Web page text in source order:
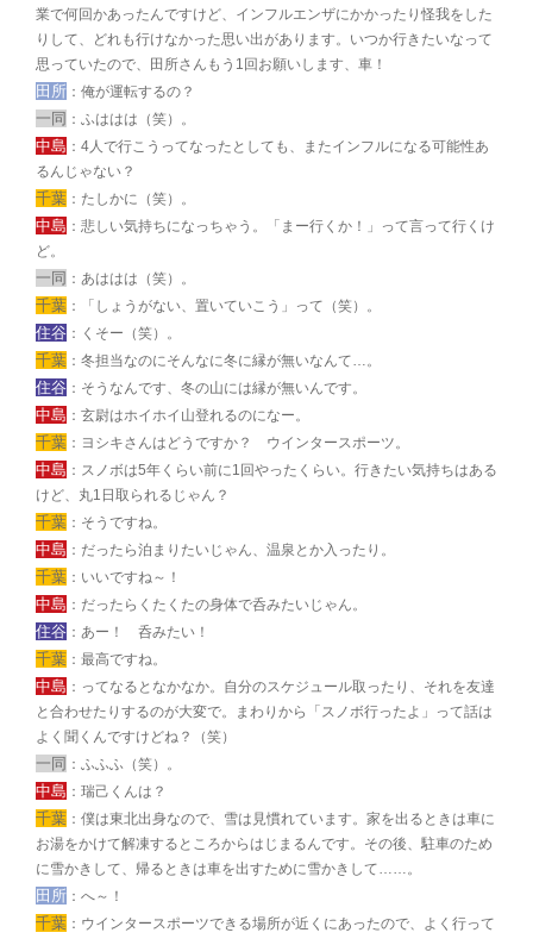
業で何回かあったんですけど、インフルエンザにかかったり怪我をした
りして、どれも行けなかった思い出があります。いつか行きたいなって
思っていたので、田所さんもう1回お願いします、車！
田所 ：俺が運転するの？
一同 ：ふははは（笑）。
中島 ：4人で行こうってなったとしても、またインフルになる可能性あ
るんじゃない？
千葉 ：たしかに（笑）。
中島 ：悲しい気持ちになっちゃう。「まー行くか！」って言って行くけ
ど。
一同 ：あははは（笑）。
千葉 ：「しょうがない、置いていこう」って（笑）。
住谷 ：くそー（笑）。
千葉 ：冬担当なのにそんなに冬に縁が無いなんて…。
住谷 ：そうなんです、冬の山には縁が無いんです。
中島 ：玄尉はホイホイ山登れるのになー。
千葉 ：ヨシキさんはどうですか？ ウインタースポーツ。
中島 ：スノボは5年くらい前に1回やったくらい。行きたい気持ちはある
けど、丸1日取られるじゃん？
千葉 ：そうですね。
中島 ：だったら泊まりたいじゃん、温泉とか入ったり。
千葉 ：いいですね～！
中島 ：だったらくたくたの身体で呑みたいじゃん。
住谷 ：あー！ 呑みたい！
千葉 ：最高ですね。
中島 ：ってなるとなかなか。自分のスケジュール取ったり、それを友達
と合わせたりするのが大変で。まわりから「スノボ行ったよ」って話は
よく聞くんですけどね？（笑）
一同 ：ふふふ（笑）。
中島 ：瑞己くんは？
千葉 ：僕は東北出身なので、雪は見慣れています。家を出るときは車に
お湯をかけて解凍するところからはじまるんです。その後、駐車のため
に雪かきして、帰るときは車を出すために雪かきして……。
田所 ：へ～！
千葉 ：ウインタースポーツできる場所が近くにあったので、よく行って